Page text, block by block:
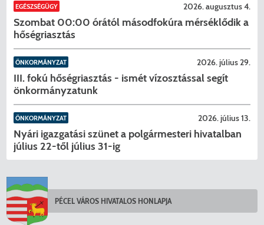
EGÉSZSÉGÜGY 2026. augusztus 4.
Szombat 00:00 órától másodfokúra mérséklődik a
hőségriasztás
ÖNKORMÁNYZAT 2026. július 29.
III. fokú hőségriasztás - ismét vízosztással segít
önkormányzatunk
ÖNKORMÁNYZAT 2026. július 13.
Nyári igazgatási szünet a polgármesteri hivatalban
július 22-től július 31-ig
PÉCEL VÁROS HIVATALOS HONLAPJA